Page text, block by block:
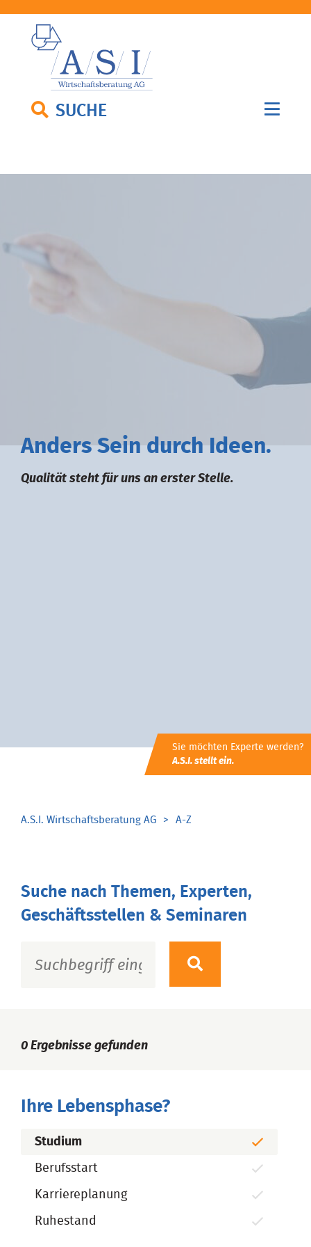
SUCHE
Anders Sein durch deen.
Qualität steht für uns an erster Stelle.
Sie möchten Experte werden?
A.S.I. stellt ein.
A.S.I. Wirtschaftsberatung AG A-Z
Suche nach Themen, Experten,
Geschäftsstellen & Seminaren
0 Ergebnisse gefunden
Ihre Lebensphase?
Studium
Berufsstart
Karriereplanung
Ruhestand